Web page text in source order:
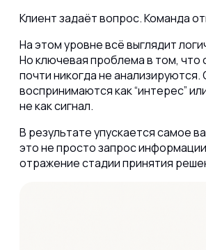
Клиент задаёт вопрос. Команда
На этом уровне всё выглядит
Но ключевая проблема в том, что
почти никогда не анализируются.
воспринимаются как “интерес”
не как сигнал.
В результате упускается самое
это не просто запрос
отражение стадии принятия